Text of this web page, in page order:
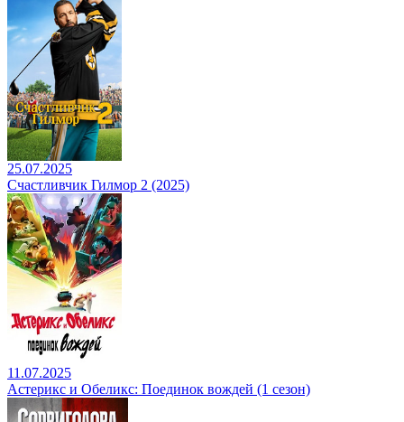
25.07.2025
Счастливчик Гилмор 2 (2025)
11.07.2025
Астерикс и Обеликс: Поединок вождей (1 сезон)